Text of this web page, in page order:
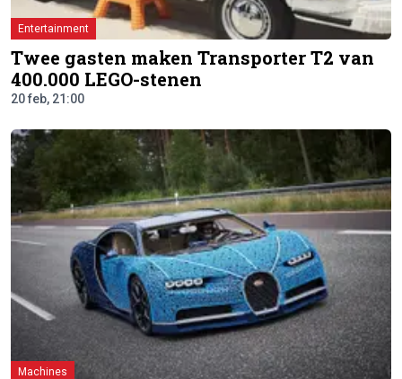
Entertainment
Twee gasten maken Transporter T2 van
400.000 LEGO-stenen
20 feb, 21:00
Machines